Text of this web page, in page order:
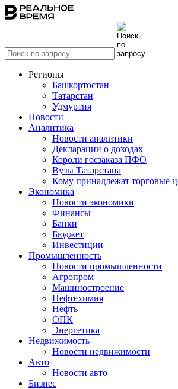
Регионы
Башкортостан
Татарстан
Удмуртия
Новости
Аналитика
Новости аналитики
Декларации о доходах
Короли госзаказа ПФО
Вузы Татарстана
Кому принадлежат торговые
Экономика
Новости экономики
Финансы
Банки
Бюджет
Инвестиции
Промышленность
Новости промышленности
Агропром
Машиностроение
Нефтехимия
Нефть
ОПК
Энергетика
Недвижимость
Новости недвижимости
Авто
Новости авто
Бизнес